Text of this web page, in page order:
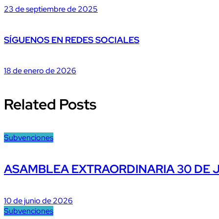
23 de septiembre de 2025
SÍGUENOS EN REDES SOCIALES
18 de enero de 2026
Related Posts
Subvenciones
ASAMBLEA EXTRAORDINARIA 30 DE
10 de junio de 2026
Subvenciones